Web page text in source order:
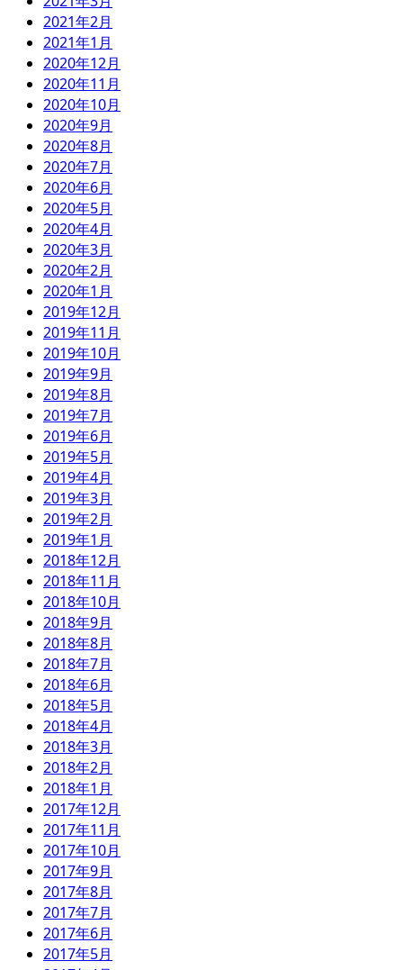
2021年2月
2021年1月
2020年12月
2020年11月
2020年10月
2020年9月
2020年8月
2020年7月
2020年6月
2020年5月
2020年4月
2020年3月
2020年2月
2020年1月
2019年12月
2019年11月
2019年10月
2019年9月
2019年8月
2019年7月
2019年6月
2019年5月
2019年4月
2019年3月
2019年2月
2019年1月
2018年12月
2018年11月
2018年10月
2018年9月
2018年8月
2018年7月
2018年6月
2018年5月
2018年4月
2018年3月
2018年2月
2018年1月
2017年12月
2017年11月
2017年10月
2017年9月
2017年8月
2017年7月
2017年6月
2017年5月